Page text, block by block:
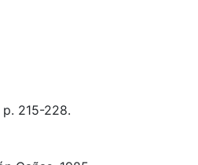
215-228.